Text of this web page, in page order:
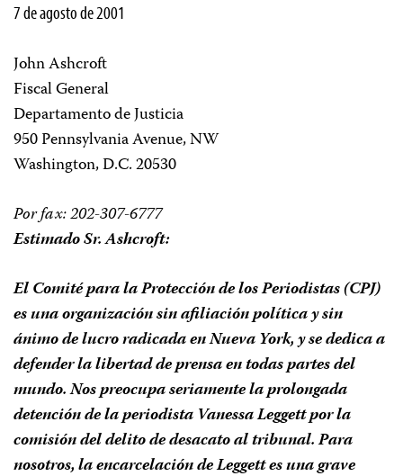
7 de agosto de 2001
John Ashcroft
Fiscal General
Departamento de Justicia
950 Pennsylvania Avenue, NW
Washington, D.C. 20530
Por fax: 202-307-6777
Estimado Sr. Ashcroft:
El Comité para la Protección de los Periodistas (CPJ)
es una organización sin afiliación política y sin
ánimo de lucro radicada en Nueva York, y se dedica a
defender la libertad de prensa en todas partes del
mundo. Nos preocupa seriamente la prolongada
detención de la periodista Vanessa Leggett por la
comisión del delito de desacato al tribunal. Para
nosotros, la encarcelación de Leggett es una grave